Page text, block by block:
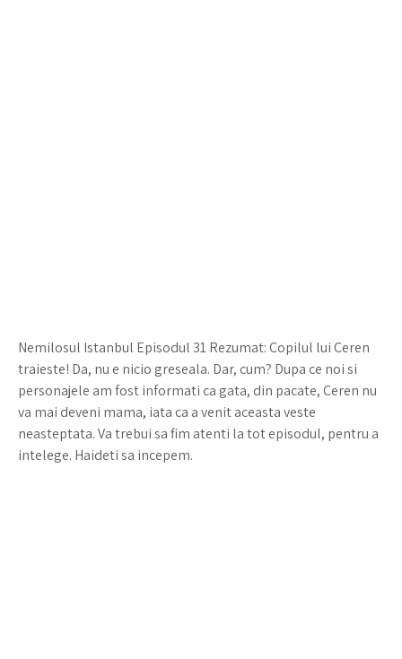
Nemilosul Istanbul Episodul 31 Rezumat: Copilul lui Ceren
traieste! Da, nu e nicio greseala. Dar, cum? Dupa ce noi si
personajele am fost informati ca gata, din pacate, Ceren nu
va mai deveni mama, iata ca a venit aceasta veste
neasteptata. Va trebui sa fim atenti la tot episodul, pentru a
intelege. Haideti sa incepem.